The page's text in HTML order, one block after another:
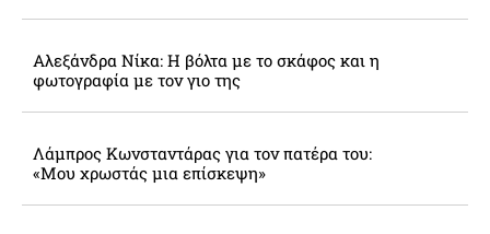
Αλεξάνδρα Νίκα: Η βόλτα με το σκάφος και η
φωτογραφία με τον γιο της
Λάμπρος Κωνσταντάρας για τον πατέρα του:
«Μου χρωστάς μια επίσκεψη»